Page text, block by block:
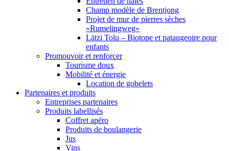
Champ modèle de Brentjong
Projet de mur de pierres sèches
«Rumelingweg»
Lätzi Tolu – Biotope et pataugeoire pour
enfants
Promouvoir et renforcer
Tourisme doux
Mobilité et énergie
Location de gobelets
Partenaires et produits
Entreprises partenaires
Produits labellisés
Coffret apéro
Produits de boulangerie
Jus
Vins